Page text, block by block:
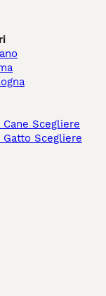
Cane Scegliere
Gatto Scegliere